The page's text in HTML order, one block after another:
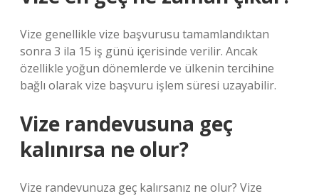
Vize genellikle vize başvurusu tamamlandıktan
sonra 3 ila 15 iş günü içerisinde verilir. Ancak
özellikle yoğun dönemlerde ve ülkenin tercihine
bağlı olarak vize başvuru işlem süresi uzayabilir.
Vize randevusuna geç
kalınırsa ne olur?
Vize randevunuza geç kalırsanız ne olur? Vize